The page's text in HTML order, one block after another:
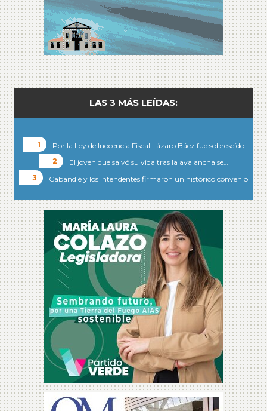
LAS 3 MÁS LEÍDAS:
Por la Ley de Inocencia Fiscal Lázaro Báez fue sobreseído
El joven que salvó su vida tras la avalancha se…
Cabandié y los Intendentes firmaron un histórico convenio